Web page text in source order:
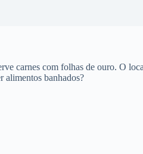
carnes com folhas de ouro. O
alimentos banhados?